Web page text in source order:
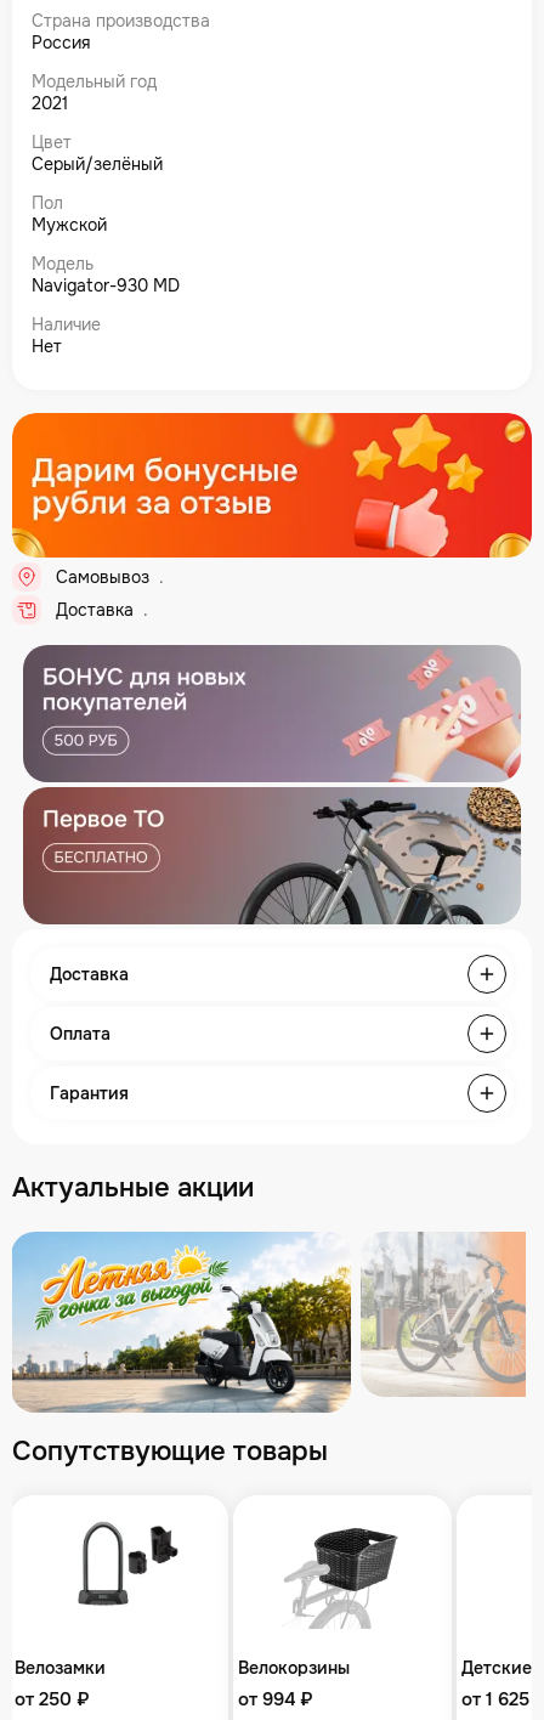
Страна производства
Россия
Модельный год
2021
Цвет
Серый/зелёный
Пол
Мужской
Модель
Navigator-930 MD
Наличие
Нет
Самовывоз ..
Доставка ..
Доставка
Оплата
Гарантия
Актуальные акции
Сопутствующие товары
Велозамки
от 250 ₽
Велокорзины
от 994 ₽
Детские
от 1 625